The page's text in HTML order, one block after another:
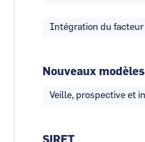
Intégration du facteur
Nouveaux
Veille, prospective et